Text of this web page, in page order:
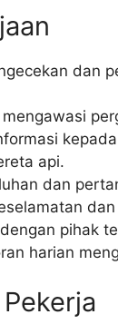
dan
api.
dan
pihak
harian